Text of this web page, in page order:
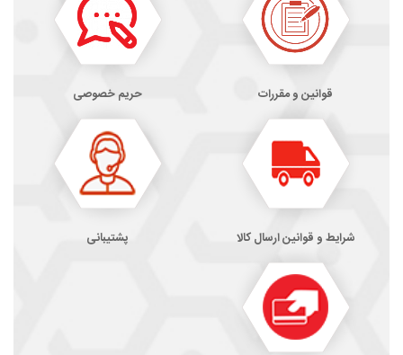
قوانین و مقررات حریم خصوصی
شرایط و قوانین ارسال کالا پشتیبانی